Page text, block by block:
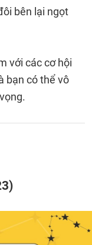
bên lại ngọt
với các cơ hội
bạn có thể vô